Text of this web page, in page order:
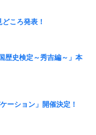
ころ発表！
歴史検定～秀吉編～」本
ーション」開催決定！